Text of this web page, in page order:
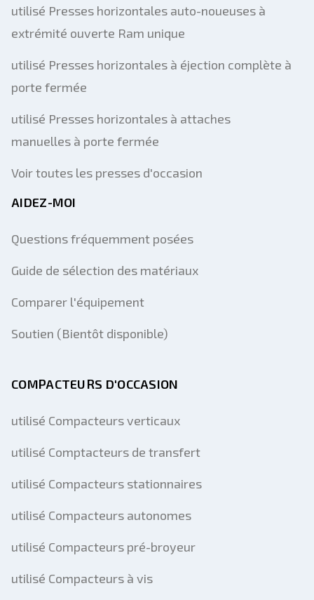
utilisé Presses horizontales auto-noueuses à
extrémité ouverte Ram unique
utilisé Presses horizontales à éjection complète à
porte fermée
utilisé Presses horizontales à attaches
manuelles à porte fermée
Voir toutes les presses d'occasion
AIDEZ-MOI
Questions fréquemment posées
Guide de sélection des matériaux
Comparer l'équipement
Soutien (Bientôt disponible)
COMPACTEURS D'OCCASION
utilisé Compacteurs verticaux
utilisé Comptacteurs de transfert
utilisé Compacteurs stationnaires
utilisé Compacteurs autonomes
utilisé Compacteurs pré-broyeur
utilisé Compacteurs à vis